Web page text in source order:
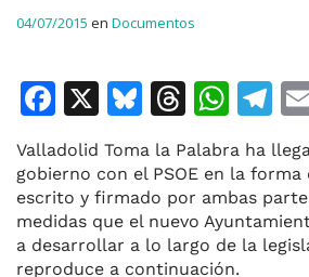
04/07/2015 en Documentos
F
a
c
e
b
X
Bl
u
e
s
k
T
h
re
a
d
W
h
at
s
A
T
el
e
gr
a
Valladolid Toma la Palabra ha
gobierno con el PSOE en la
escrito y firmado por ambas
medidas que el nuevo
a desarrollar a lo largo de la
reproduce a continuación.